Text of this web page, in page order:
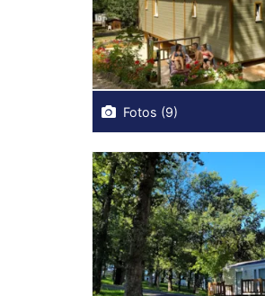
Fotos (9)